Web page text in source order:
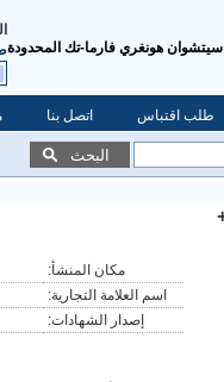
سيتشوان هونغري فارما-تك المحدودة
اتصل بنا طلب اقتباس
البحث
مكان المنشأ:
اسم العلامة التجارية:
إصدار الشهادات: